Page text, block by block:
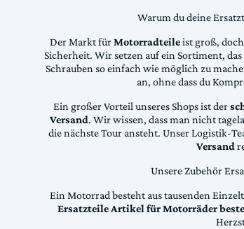
Warum du deine
Der Markt fürMotorradteileist groß,
Sicherheit. Wir setzen auf ein Sortiment,
Schrauben so einfach wie möglich zu
an, ohne dass du
Ein großer Vorteil unseres Shops ist der
Versand. Wir wissen, dass man nicht
die nächste Tour ansteht. Unser Logistik-
Versand
Unsere Zubehör
Ein Motorrad besteht aus tausenden
Ersatzteile Artikel für Motorräder